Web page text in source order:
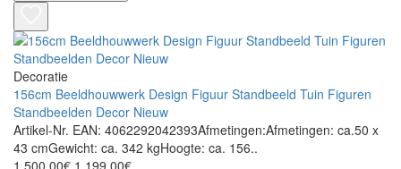
Decoratie
156cm Beeldhouwwerk Design Figuur Standbeeld Tuin Figuren
Standbeelden Decor Nieuw
Artikel-Nr. EAN: 4062292042393Afmetingen:Afmetingen: ca.50 x
43 cmGewicht: ca. 342 kgHoogte: ca. 156..
1 500.00€ 1 199.00€